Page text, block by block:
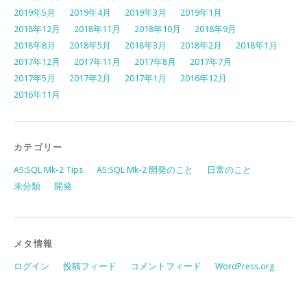
2019年5月
2019年4月 2019年3月
2019年1月
2018年12月
2018年11月 2018年10月
2018年9月
2018年8月
2018年5月 2018年3月 2018年2月
2018年1月
2017年12月
2017年11月 2017年8月
2017年7月
2017年5月
2017年2月 2017年1月
2016年12月
2016年11月
カテゴリー
A5:SQL Mk-2 Tips A5:SQL Mk-2 開発のこと
日常のこと
未分類
開発
メタ情報
ログイン 投稿フィード コメントフィード WordPress.org